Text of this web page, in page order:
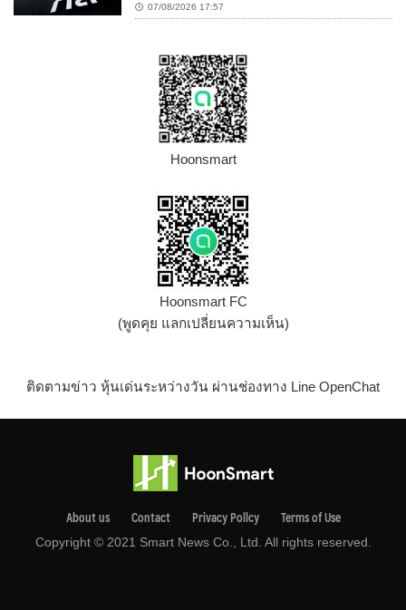
07/08/2026 17:57
Hoonsmart
Hoonsmart FC
(พูดคุย แลกเปลี่ยนความเห็น)
ติดตามข่าว หุ้นเด่นระหว่างวัน ผ่านช่องทาง Line OpenChat
About us Contact Privacy Pollcy Terms of Use
Copyright © 2021 Smart News Co., Ltd. All rights reserved.